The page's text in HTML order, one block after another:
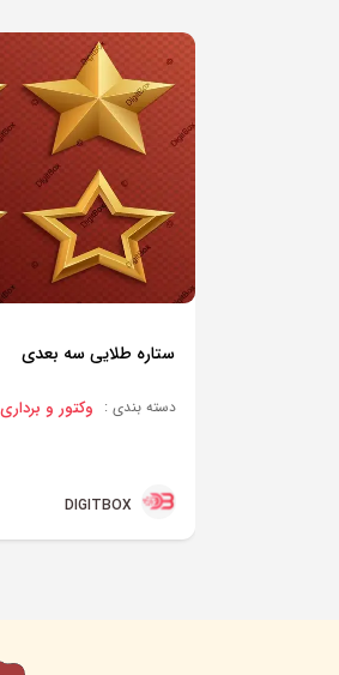
ستاره طلایی سه بعدی
دسته بندی : وکتور و برداری AI
DIGITBOX